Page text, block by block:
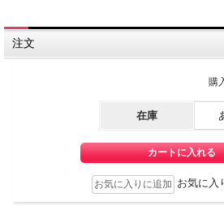
注文
購
在庫
お気に入